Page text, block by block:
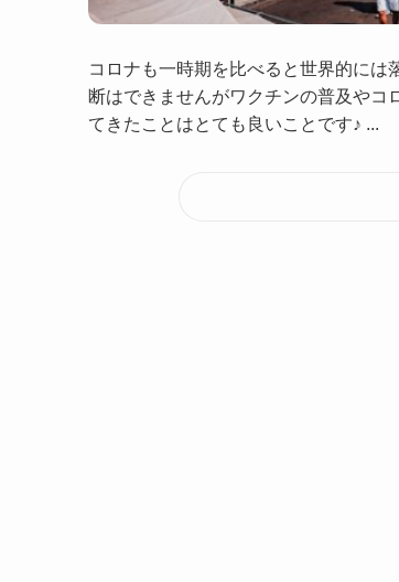
コロナも一時期を比べると世界的に
断はできませんがワクチンの普及やコ
てきたことはとても良いことです♪ ...